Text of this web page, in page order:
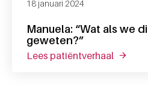
Manuela: “Wat als we
geweten?”
18 januari 2024
lees patiëntverhaal over